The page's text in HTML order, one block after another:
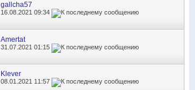
gallcha57
16.08.202109:34
Amertat
31.07.202101:15
Klever
08.01.2021 11:57